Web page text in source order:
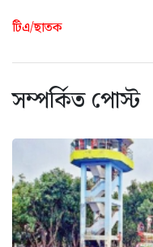
টিএ/ছাতক
সম্পর্কিত পোস্ট